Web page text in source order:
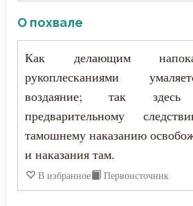
Лесть
Лицемерие
Ложь
Лукавство
Марк Подвижник
Марк Эфесский
Митрофан Воронежский
Моисей Оптинский (Путилов)
Нектарий Оптинский (Тихонов)
О похвале
Как делающим
рукоплесканиями
воздаяние; так здесь
предварительному
тамошнему наказанию
и наказания там.
В избранное Первоисточник